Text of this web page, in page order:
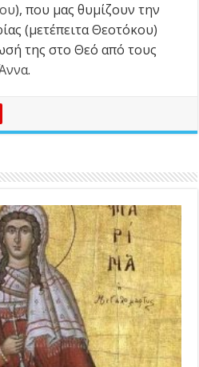
), που μας θυμίζουν την
(μετέπειτα Θεοτόκου)
της στο Θεό από τους
.